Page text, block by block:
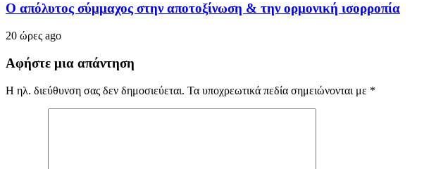
Ο απόλυτος σύμμαχος στην αποτοξίνωση & την ορμονική ισορροπία
20 ώρες ago
Αφήστε μια απάντηση
Η ηλ. διεύθυνση σας δεν δημοσιεύεται. Τα υποχρεωτικά πεδία σημειώνονται με *